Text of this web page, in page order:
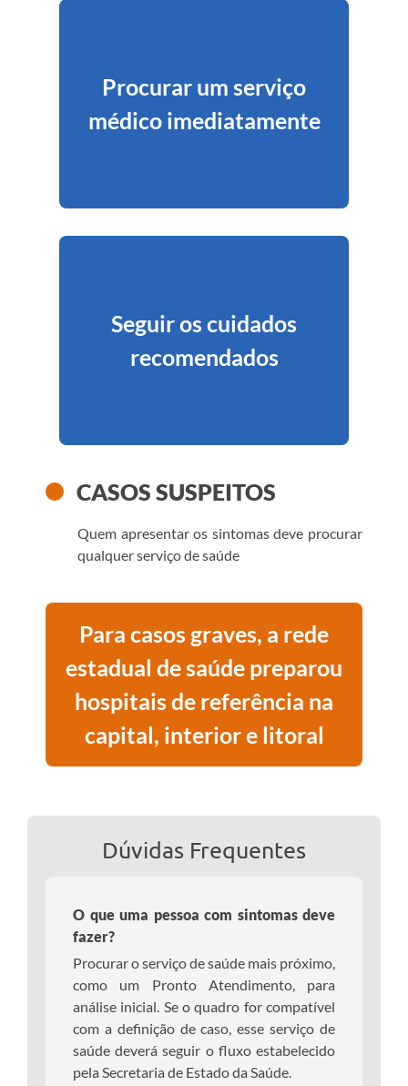
Procurar um serviço
médico imediatamente
Seguir os cuidados
recomendados
CASOS SUSPEITOS
Quem apresentar os sintomas deve procurar
qualquer serviço de saúde
Para casos graves, a rede
estadual de saúde preparou
hospitais de referência na
capital, interior e litoral
Dúvidas Frequentes
O que uma pessoa com sintomas deve
fazer?
Procurar o serviço de saúde mais próximo,
como um Pronto Atendimento, para
análise inicial. Se o quadro for compatível
com a definição de caso, esse serviço de
saúde deverá seguir o fluxo estabelecido
pela Secretaria de Estado da Saúde.